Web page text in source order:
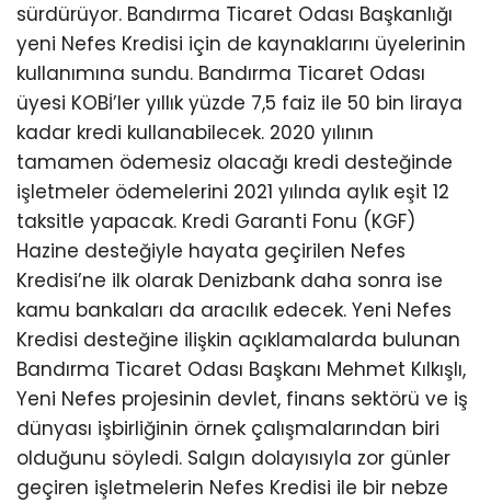
sürdürüyor. Bandırma Ticaret Odası Başkanlığı
yeni Nefes Kredisi için de kaynaklarını üyelerinin
kullanımına sundu. Bandırma Ticaret Odası
üyesi KOBİ’ler yıllık yüzde 7,5 faiz ile 50 bin liraya
kadar kredi kullanabilecek. 2020 yılının
tamamen ödemesiz olacağı kredi desteğinde
işletmeler ödemelerini 2021 yılında aylık eşit 12
taksitle yapacak. Kredi Garanti Fonu (KGF)
Hazine desteğiyle hayata geçirilen Nefes
Kredisi’ne ilk olarak Denizbank daha sonra ise
kamu bankaları da aracılık edecek. Yeni Nefes
Kredisi desteğine ilişkin açıklamalarda bulunan
Bandırma Ticaret Odası Başkanı Mehmet Kılkışlı,
Yeni Nefes projesinin devlet, finans sektörü ve iş
dünyası işbirliğinin örnek çalışmalarından biri
olduğunu söyledi. Salgın dolayısıyla zor günler
geçiren işletmelerin Nefes Kredisi ile bir nebze